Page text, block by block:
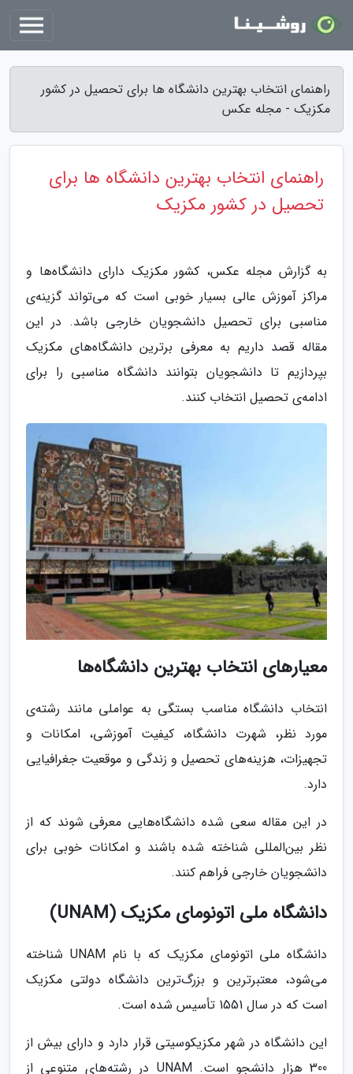
راهنمای انتخاب بهترین دانشگاه ها برای تحصیل در کشور
مکزیک - مجله عکس
راهنمای انتخاب بهترین دانشگاه ها برای
تحصیل در کشور مکزیک
به گزارش مجله عکس، کشور مکزیک دارای دانشگاه‌ها و
مراکز آموزش عالی بسیار خوبی است که می‌تواند گزینه‌ی
مناسبی برای تحصیل دانشجویان خارجی باشد. در این
مقاله قصد داریم به معرفی برترین دانشگاه‌های مکزیک
بپردازیم تا دانشجویان بتوانند دانشگاه مناسبی را برای
ادامه‌ی تحصیل انتخاب کنند.
معیارهای انتخاب بهترین دانشگاه‌ها
انتخاب دانشگاه مناسب بستگی به عواملی مانند رشته‌ی
مورد نظر، شهرت دانشگاه، کیفیت آموزشی، امکانات و
تجهیزات، هزینه‌های تحصیل و زندگی و موقعیت جغرافیایی
دارد.
در این مقاله سعی شده دانشگاه‌هایی معرفی شوند که از
نظر بین‌المللی شناخته شده باشند و امکانات خوبی برای
دانشجویان خارجی فراهم کنند.
دانشگاه ملی اتونومای مکزیک (UNAM)
دانشگاه ملی اتونومای مکزیک که با نام UNAM شناخته
می‌شود، معتبرترین و بزرگ‌ترین دانشگاه دولتی مکزیک
است که در سال 1551 تأسیس شده است.
این دانشگاه در شهر مکزیکوسیتی قرار دارد و دارای بیش از
300 هزار دانشجو است. UNAM در رشته‌های متنوعی از